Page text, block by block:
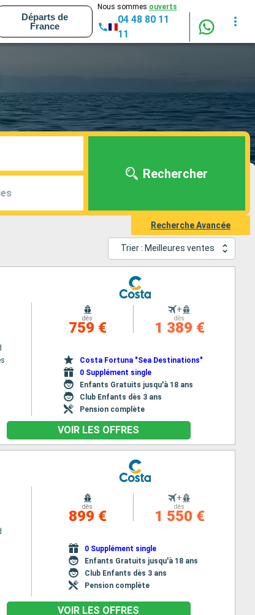
Départs de
France
Nous sommes ouverts
04 48 80 11
11
Rechercher
Recherche Avancée
Trier : Meilleures ventes
dès
759 €
+
dès
1 389 €
Costa Fortuna "Sea Destinations"
0 Supplément single
Enfants Gratuits jusqu'à 18 ans
Club Enfants dès 3 ans
Pension complète
VOIR LES OFFRES
dès
899 €
+
dès
1 550 €
0 Supplément single
Enfants Gratuits jusqu'à 18 ans
Club Enfants dès 3 ans
Pension complète
VOIR LES OFFRES